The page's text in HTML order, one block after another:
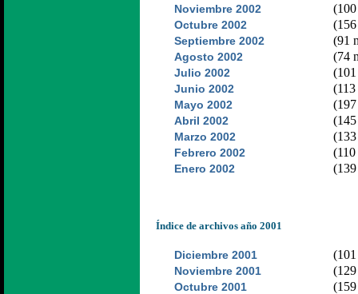
Noviembre 2002
Octubre 2002
Septiembre 2002 (91
Agosto 2002 (74
Julio 2002
Junio 2002
Mayo 2002
Abril 2002
Marzo 2002
Febrero 2002
Enero 2002
Índice de archivos año 2001
Diciembre 2001
Noviembre 2001
Octubre 2001